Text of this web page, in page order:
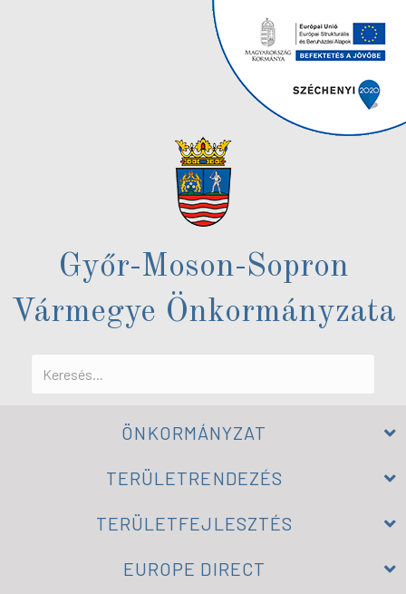
Győr-Moson-Sopron
Vármegye Önkormányzata
ÖNKORMÁNYZAT
TERÜLETRENDEZÉS
TERÜLETFEJLESZTÉS
EUROPE DIRECT